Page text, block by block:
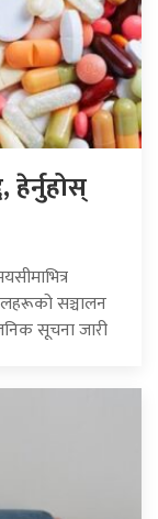
हेर्नुहोस्
सञ्चालन
सूचना जारी